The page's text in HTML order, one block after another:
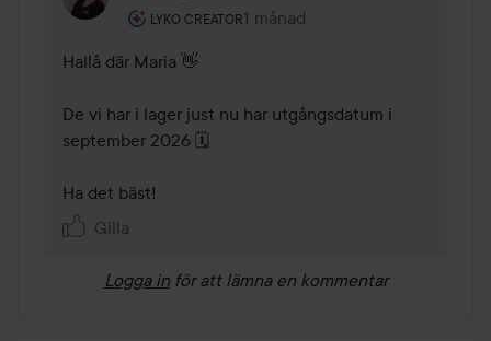
LYKO CREATOR
Användarens roll: Lyko Creator.
1 månad
Kommentaren lades 1 månad
Hallå där Maria 👋
De vi har i lager just nu har utgångsdatum i
september 2026 🗓️
Ha det bäst!
Gilla
Logga in för att lämna en kommentar